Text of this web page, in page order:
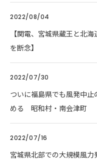
2022/08/04
【関電、宮城県蔵王と北
を断念】
2022/07/30
ついに福島県でも風発中
める 昭和村・南会津町
2022/07/16
宮城県北部での大規模風